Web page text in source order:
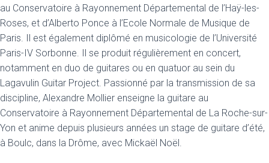
au Conservatoire à Rayonnement Départemental de l’Haÿ-les-
Roses, et d’Alberto Ponce à l’Ecole Normale de Musique de
Paris. Il est également diplômé en musicologie de l’Université
Paris-IV Sorbonne. Il se produit régulièrement en concert,
notamment en duo de guitares ou en quatuor au sein du
Lagavulin Guitar Project. Passionné par la transmission de sa
discipline, Alexandre Mollier enseigne la guitare au
Conservatoire à Rayonnement Départemental de La Roche-sur-
Yon et anime depuis plusieurs années un stage de guitare d’été,
à Boulc, dans la Drôme, avec Mickaël Noël.